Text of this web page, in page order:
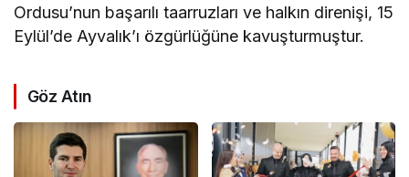
Ordusu’nun başarılı taarruzları ve halkın direnişi, 15
Eylül’de Ayvalık’ı özgürlüğüne kavuşturmuştur.
Göz Atın